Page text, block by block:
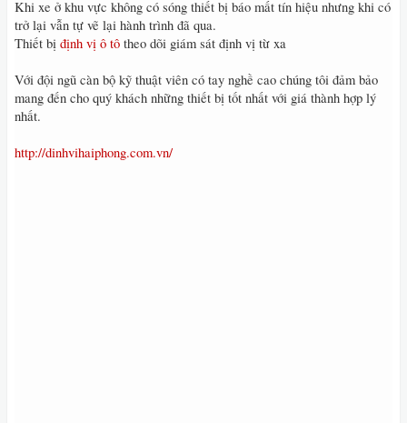
Khi xe ở khu vực không có sóng thiết bị báo mất tín hiệu nhưng khi có
trở lại vẫn tự vẽ lại hành trình đã qua.
Thiết bị định vị ô tô theo dõi giám sát định vị từ xa
Với đội ngũ càn bộ kỹ thuật viên có tay nghề cao chúng tôi đảm bảo
mang đến cho quý khách những thiết bị tốt nhất với giá thành hợp lý
nhất.
http://dinhvihaiphong.com.vn/